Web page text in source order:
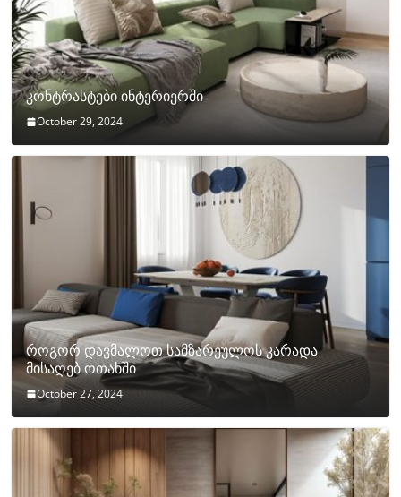
კონტრასტები ინტერიერში
October 29, 2024
როგორ დავმალოთ სამზარეულოს კარადა
მისაღებ ოთახში
October 27, 2024